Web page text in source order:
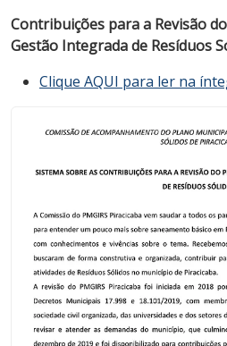
Contribuições para a Revisão
Gestão Integrada de Resíduos
Clique AQUI para ler na